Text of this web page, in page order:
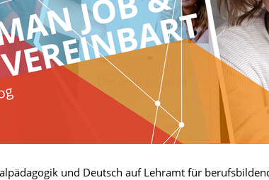
und Deutsch auf Lehramt für